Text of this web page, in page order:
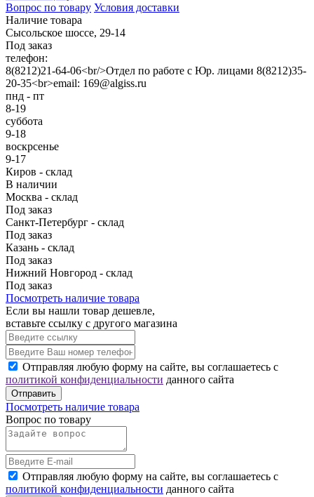
Вопрос по товару Условия доставки
Наличие товара
Сысольское шоссе, 29-14
Под заказ
телефон:
8(8212)21-64-06<br/>Отдел по работе с Юр. лицами 8(8212)35-
20-35<br>email: 169@algiss.ru
пнд - пт
8-19
суббота
9-18
воскрсенье
9-17
Киров - склад
В наличии
Москва - склад
Под заказ
Санкт-Петербург - склад
Под заказ
Казань - склад
Под заказ
Нижний Новгород - склад
Под заказ
Посмотреть наличие товара
Если вы нашли товар дешевле,
вставьте ссылку с другого магазина
Отправляя любую форму на сайте, вы соглашаетесь с
политикой конфиденциальности данного сайта
Отправить
Посмотреть наличие товара
Вопрос по товару
Отправляя любую форму на сайте, вы соглашаетесь с
политикой конфиденциальности данного сайта